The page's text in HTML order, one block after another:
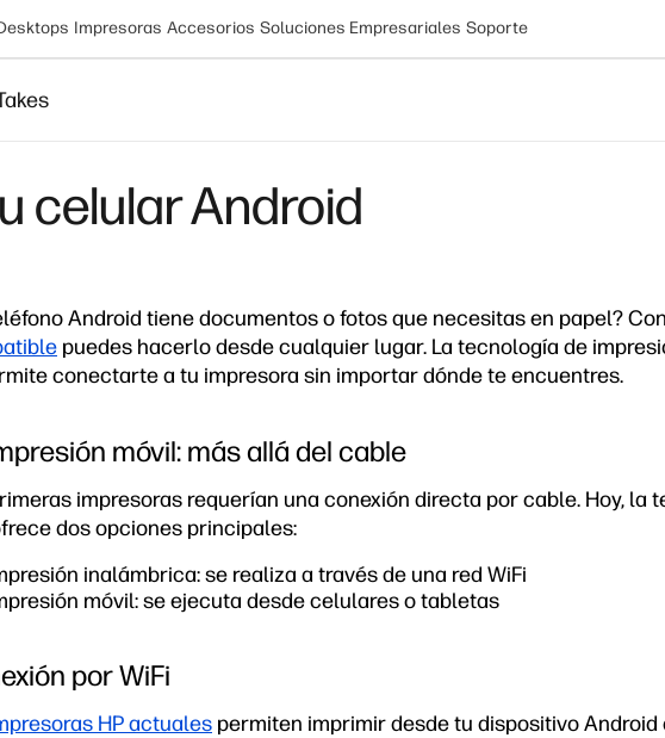
Impresoras Accesorios Soluciones Empresariales Soporte
celular Android
Android tiene documentos o fotos que necesitas en papel?
puedes hacerlo desde cualquier lugar. La tecnología de
conectarte a tu impresora sin importar dónde te encuentres.
móvil: más allá del cable
impresoras requerían una conexión directa por cable. Hoy, la
dos opciones principales:
inalámbrica: se realiza a través de una red WiFi
móvil: se ejecuta desde celulares o tabletas
por WiFi
HP actuales permiten imprimir desde tu dispositivo Android